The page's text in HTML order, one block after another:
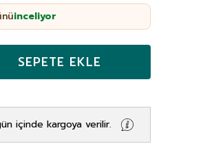
inceliyor
SEPETE EKLE
içinde kargoya verilir.